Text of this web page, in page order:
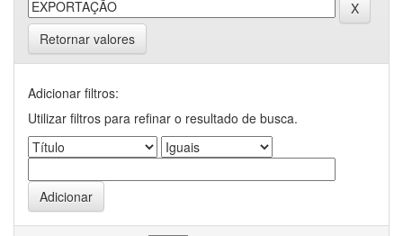
Retornar valores
Adicionar filtros:
Utilizar filtros para refinar o resultado de busca.